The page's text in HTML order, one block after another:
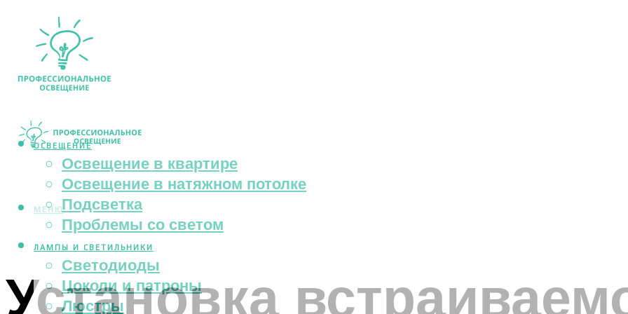
ОСВЕЩЕНИЕ
Освещение в квартире
Освещение в натяжном потолке
Подсветка
Проблемы со светом
ЛАМПЫ И СВЕТИЛЬНИКИ
Светодиоды
Цоколи и патроны
Люстры
МЕНЮ
Установка